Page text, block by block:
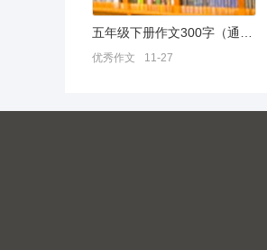
优秀作文 11-27